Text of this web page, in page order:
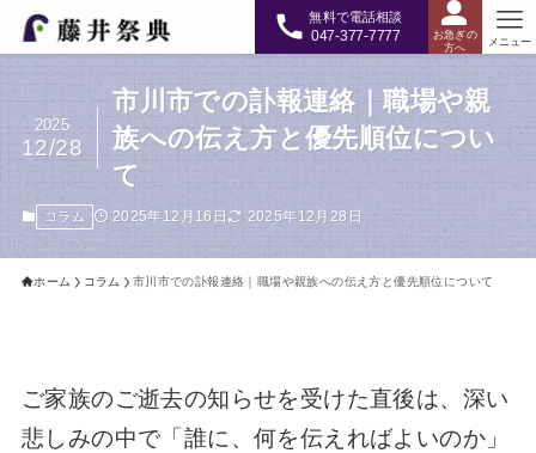
無料で電話相談
047-377-7777 お急ぎの
方へ
メニュー
市川市での訃報連絡｜職場や親
族への伝え方と優先順位につい
て
2025
12/28
コラム 2025年12月16日 2025年12月28日
ホーム コラム 市川市での訃報連絡｜職場や親族への伝え方と優先順位について
ご家族のご逝去の知らせを受けた直後は、深い
悲しみの中で「誰に、何を伝えればよいのか」